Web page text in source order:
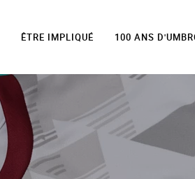
ÊTRE IMPLIQUÉ 100 ANS